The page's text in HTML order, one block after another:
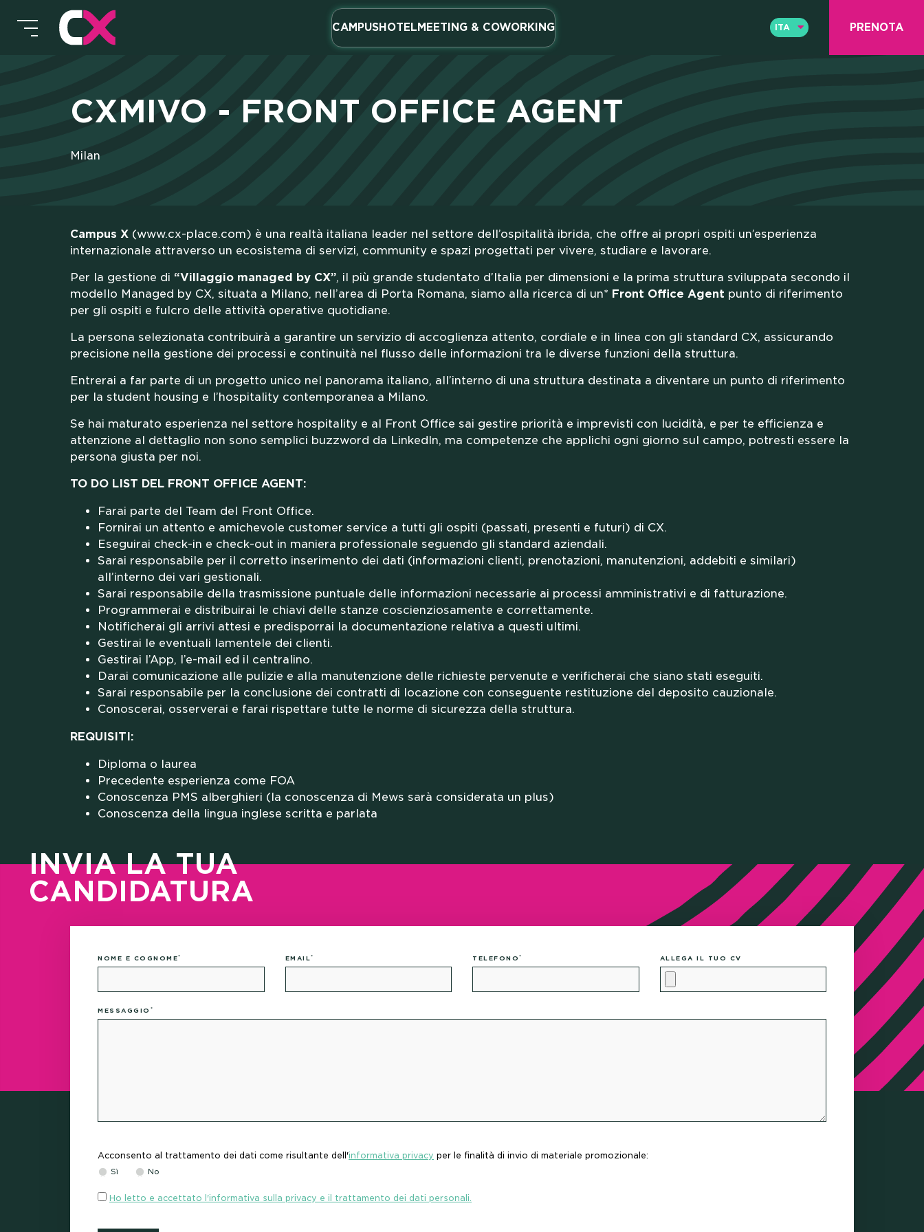
CAMPUSHOTEL MEETING & COWORKING
ITA
ENG
PRENOTA
CX PACK
LA NOSTRA
SKILLBOOST LAB
GOOD THINGS
PARTNERSHIP
UNIVERSITARIE
LAVORA CON NOI
STAMPA
PAGAMENTI
CONTATTI
CXMIVO - FRONT OFFICE AGENT
Milan
Campus X (www.cx-place.com) è una realtà italiana leader nel settore dell’ospitalità ibrida, che offre ai propri ospiti un’esperienza
internazionale attraverso un ecosistema di servizi, community e spazi progettati per vivere, studiare e lavorare.
Per la gestione di “Villaggio managed by CX”, il più grande studentato d’Italia per dimensioni e la prima struttura sviluppata secondo il
modello Managed by CX, situata a Milano, nell’area di Porta Romana, siamo alla ricerca di un* Front Office Agent punto di riferimento
per gli ospiti e fulcro delle attività operative quotidiane.
La persona selezionata contribuirà a garantire un servizio di accoglienza attento, cordiale e in linea con gli standard CX, assicurando
precisione nella gestione dei processi e continuità nel flusso delle informazioni tra le diverse funzioni della struttura.
Entrerai a far parte di un progetto unico nel panorama italiano, all’interno di una struttura destinata a diventare un punto di riferimento
per la student housing e l’hospitality contemporanea a Milano.
Se hai maturato esperienza nel settore hospitality e al Front Office sai gestire priorità e imprevisti con lucidità, e per te efficienza e
attenzione al dettaglio non sono semplici buzzword da LinkedIn, ma competenze che applichi ogni giorno sul campo, potresti essere la
persona giusta per noi.
TO DO LIST DEL FRONT OFFICE AGENT:
Farai parte del Team del Front Office.
Fornirai un attento e amichevole customer service a tutti gli ospiti (passati, presenti e futuri) di CX.
Eseguirai check-in e check-out in maniera professionale seguendo gli standard aziendali.
Sarai responsabile per il corretto inserimento dei dati (informazioni clienti, prenotazioni, manutenzioni, addebiti e similari)
all’interno dei vari gestionali.
Sarai responsabile della trasmissione puntuale delle informazioni necessarie ai processi amministrativi e di fatturazione.
Programmerai e distribuirai le chiavi delle stanze coscienziosamente e correttamente.
Notificherai gli arrivi attesi e predisporrai la documentazione relativa a questi ultimi.
Gestirai le eventuali lamentele dei clienti.
Gestirai l’App, l’e-mail ed il centralino.
Darai comunicazione alle pulizie e alla manutenzione delle richieste pervenute e verificherai che siano stati eseguiti.
Sarai responsabile per la conclusione dei contratti di locazione con conseguente restituzione del deposito cauzionale.
Conoscerai, osserverai e farai rispettare tutte le norme di sicurezza della struttura.
REQUISITI:
Diploma o laurea
Precedente esperienza come FOA
Conoscenza PMS alberghieri (la conoscenza di Mews sarà considerata un plus)
Conoscenza della lingua inglese scritta e parlata
INVIA LA TUA
CANDIDATURA
NOME E COGNOME* EMAIL * TELEFONO * ALLEGA IL TUO CV
MESSAGGIO *
Acconsento al trattamento dei dati come risultante dell'informativa privacy per le finalità di invio di materiale promozionale:
Sì No
Ho letto e accettato l'informativa sulla privacy e il trattamento dei dati personali.